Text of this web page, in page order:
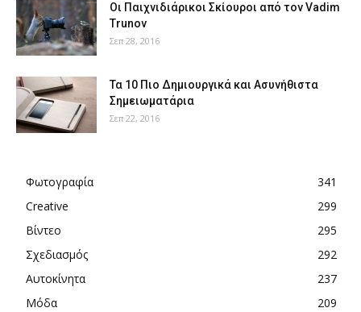
Οι Παιχνιδιάρικοι Σκίουροι από τον Vadim
Trunov
Σεπ 28, 2016
Τα 10 Πιο Δημιουργικά και Ασυνήθιστα
Σημειωματάρια
Σεπ 22, 2016
Φωτογραφία
341
Creative
299
Βίντεο
295
Σχεδιασμός
292
Αυτοκίνητα
237
Μόδα
209